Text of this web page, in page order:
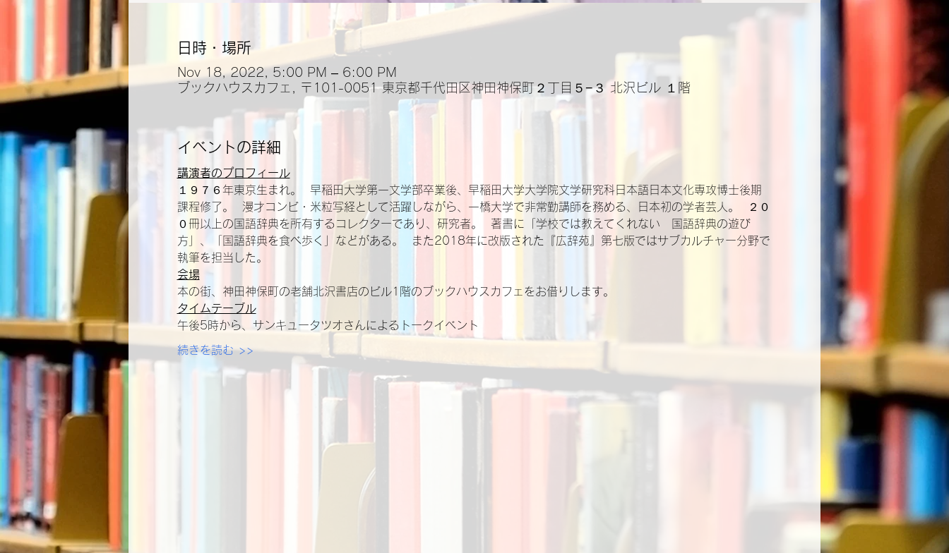
日時・場所
Nov 18, 2022, 5:00 PM – 6:00 PM
ブックハウスカフェ, 〒101-0051 東京都千代田区神田神保町２丁目５−３ 北沢ビル １階
イベントの詳細
講演者のプロフィール
１９７６年東京生まれ。  早稲田大学第一文学部卒業後、早稲田大学大学院文学研究科日本語日本文化専攻博士後期
課程修了。  漫才コンビ・米粒写経として活躍しながら、一橋大学で非常勤講師を務める、日本初の学者芸人。  ２０
０冊以上の国語辞典を所有するコレクターであり、研究者。  著書に「学校では教えてくれない　国語辞典の遊び
方」、「国語辞典を食べ歩く」などがある。  また2018年に改版された『広辞苑』第七版ではサブカルチャー分野で
執筆を担当した。
会場
本の街、神田神保町の老舗北沢書店のビル1階のブックハウスカフェをお借りします。
タイムテーブル
午後5時から、サンキュータツオさんによるトークイベント
続きを読む >>